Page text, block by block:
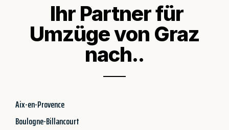
Ihr Partner für
Umzüge von Graz
nach..
Aix-en-Provence
Boulogne-Billancourt